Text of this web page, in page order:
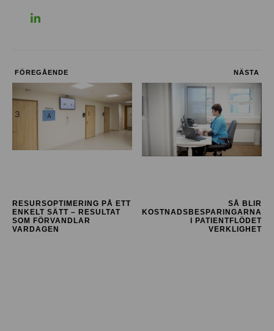
FÖREGÅENDE
RESURSOPTIMERING PÅ ETT
ENKELT SÄTT – RESULTAT
SOM FÖRVANDLAR
VARDAGEN
NÄSTA
SÅ BLIR
KOSTNADSBESPARINGARNA
I PATIENTFLÖDET
VERKLIGHET